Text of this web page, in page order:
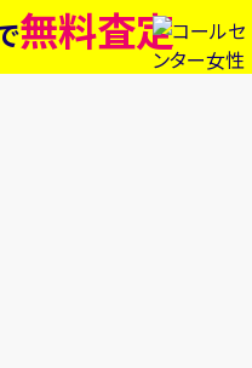
無料査定